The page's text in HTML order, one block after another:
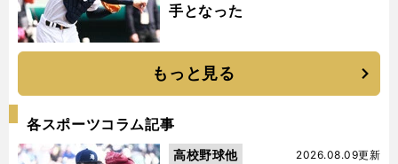
手となった
もっと見る
各スポーツコラム記事
2026.08.09更新
高校野球他